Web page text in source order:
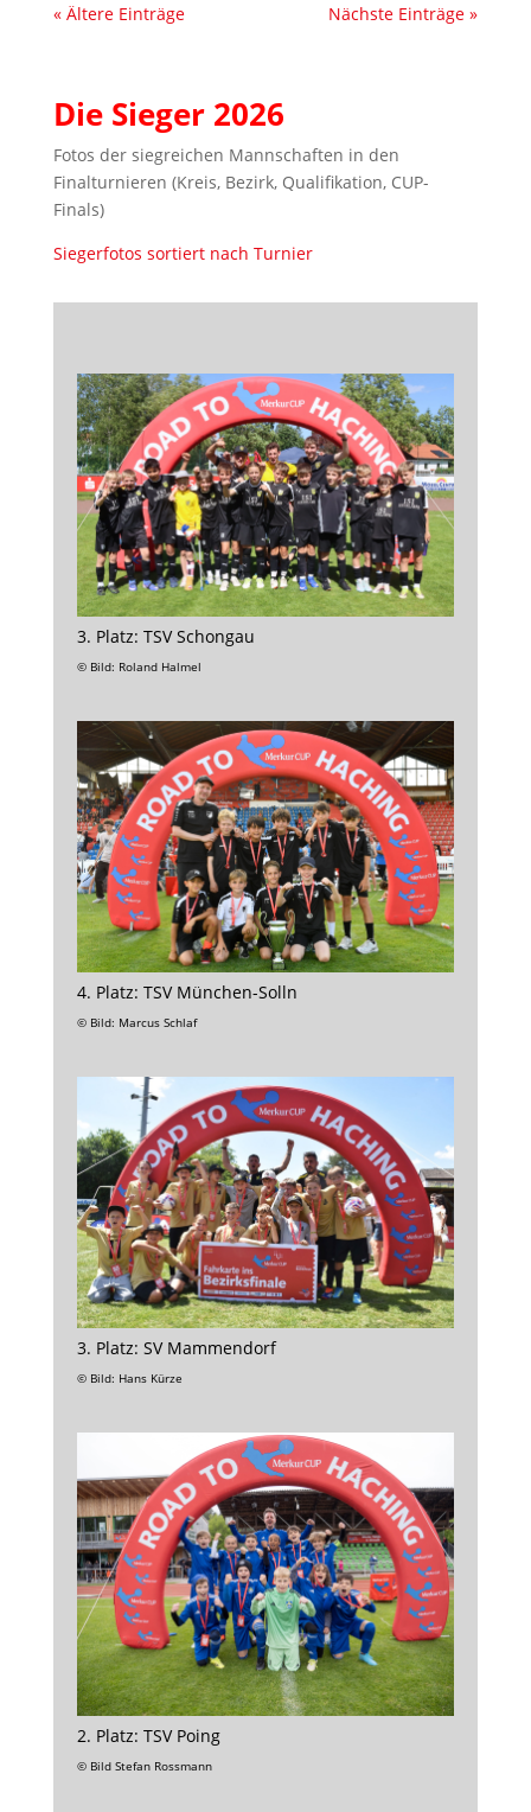
« Ältere Einträge Nächste Einträge »
Die Sieger 2026
Fotos der siegreichen Mannschaften in den
Finalturnieren (Kreis, Bezirk, Qualifikation, CUP-
Finals)
Siegerfotos sortiert nach Turnier
3. Platz: TSV Schongau
© Bild: Roland Halmel
4. Platz: TSV München-Solln
© Bild: Marcus Schlaf
3. Platz: SV Mammendorf
© Bild: Hans Kürze
2. Platz: TSV Poing
© Bild Stefan Rossmann